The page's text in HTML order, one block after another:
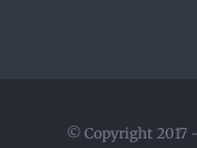
© Copyright 2017 -